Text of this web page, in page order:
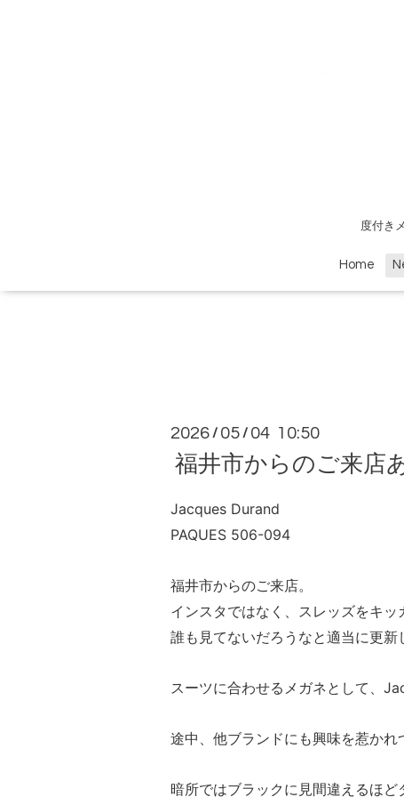
度付き
Home
2026 / 05 / 04 10:50
福井市からのご来店
Jacques Durand
PAQUES 506-094
福井市からのご来店。
インスタではなく、スレッズをキッ
誰も見てないだろうなと適当に更新
スーツに合わせるメガネとして、
途中、他ブランドにも興味を惹かれ
暗所ではブラックに見間違えるほ